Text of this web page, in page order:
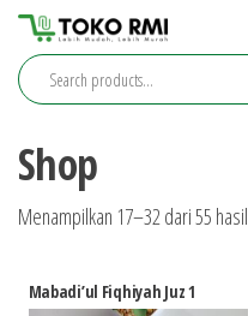
Skip
the
Shop
Menampilkan 17–32 dari 55 hasil
Mabadi’ul Fiqhiyah Juz 1